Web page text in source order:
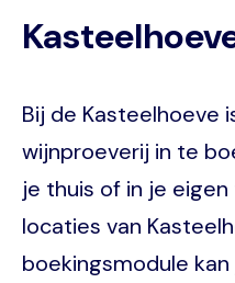
Bij de Kasteelhoeve
wijnproeverij in te
je thuis of in je
locaties van
boekingsmodule